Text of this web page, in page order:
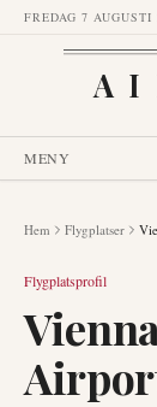
FREDAG 7 AUGUSTI
MENY
Hem Flygplatser
Flygplatsprofil